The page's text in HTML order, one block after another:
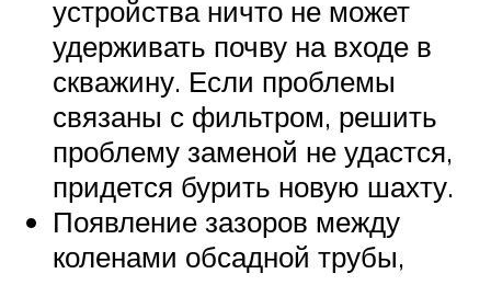
устройства ничто не может
удерживать почву на входе в
скважину. Если проблемы
связаны с фильтром, решить
проблему заменой не удастся,
придется бурить новую шахту.
Появление зазоров между
коленами обсадной трубы,